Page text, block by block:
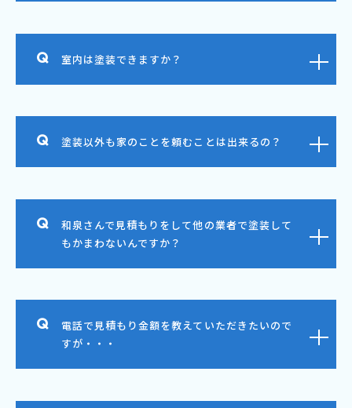
室内は塗装できますか？
塗装以外も家のことを頼むことは出来るの？
和泉さんで見積もりをして他の業者で塗装して
もかまわないんですか？
電話で見積もり金額を教えていただきたいので
すが・・・